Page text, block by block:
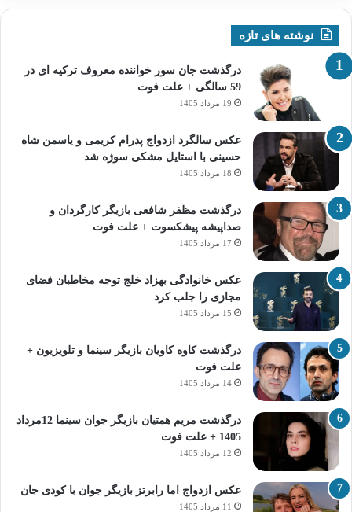
نوشته های تازه
درگذشت جان سور خواننده معروف ترکیه ای در
59 سالگی + علت فوت
19 مرداد 1405
عکس سالگرد ازدواج پدرام کریمی و یاسمن شاه‌
حسینی با استایل مشکی سوژه شد
18 مرداد 1405
درگذشت مظفر شافعی بازیگر کارگردان و
صداپیشه پیشکسوت + علت فوت
17 مرداد 1405
عکس خانوادگی بهزاد خلج توجه مخاطبان فضای
مجازی را جلب کرد
15 مرداد 1405
درگذشت کاوه کاویان بازیگر سینما و تلویزیون +
علت فوت
14 مرداد 1405
درگذشت مریم همتیان بازیگر جوان سینما 12مرداد
1405 + علت فوت
12 مرداد 1405
عکس ازدواج اما رابرتز بازیگر جوان با کودی جان
11 مرداد 1405